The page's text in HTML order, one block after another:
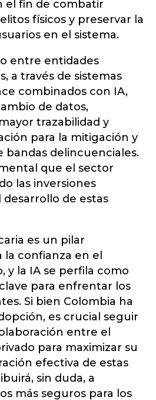
el fin de combatir
físicos y preservar la
en el sistema.
entre entidades
a través de sistemas
combinados con IA,
de datos,
trazabilidad y
para la mitigación y
bandas delincuenciales.
que el sector
las inversiones
desarrollo de estas
es un pilar
confianza en el
y la IA se perfila como
para enfrentar los
Si bien Colombia ha
es crucial seguir
entre el
para maximizar su
efectiva de estas
sin duda, a
más seguros para los